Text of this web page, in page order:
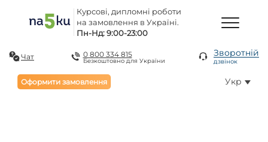
Курсові, дипломні роботи
на замовлення в Україні.
Пн-Нд: 9:00-23:00
Чат 0 800 334 815
Безкоштовно для України
Зворотній
дзвінок
Оформити замовлення Укр